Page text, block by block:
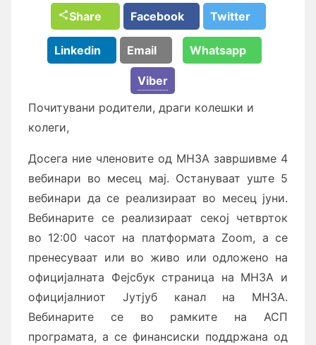
Share Facebook Twitter
Linkedin Email Whatsapp
Viber
Почитувани родители, драги колешки и
колеги,
Досега ние членовите од МНЗА завршивме 4
вебинари во месец мај. Остануваат уште 5
вебинари да се реализираат во месец јуни.
Вебинарите се реализираат секој четврток
во 12:00 часот на платформата Zoom, а се
пренесуваат или во живо или одложено на
официјалната Фејсбук страница на МНЗА и
официјалниот Јутјуб канал на МНЗА.
Вебинарите се во рамките на АСП
програмата, а се финансиски поддржана од